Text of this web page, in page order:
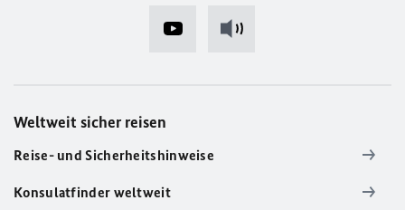
Weltweit sicher reisen
Reise- und Sicherheitshinweise
Konsulatfinder weltweit